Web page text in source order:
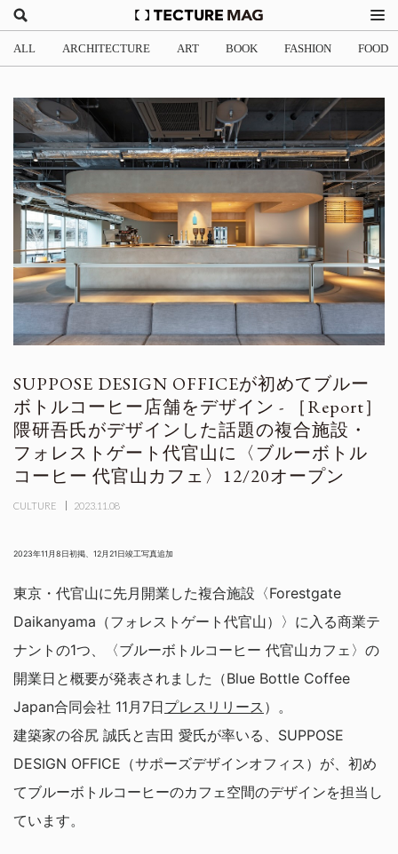
ALL ARCHITECTURE ART BOOK FASHION FOOD
SUPPOSE DESIGN OFFICEが初めてブルー
ボトルコーヒー店舗をデザイン - ［Report］
隈研吾氏がデザインした話題の複合施設・
フォレストゲート代官山に〈ブルーボトル
コーヒー 代官山カフェ〉12/20オープン
CULTURE 2023.11.08
2023年11月8日初掲、12月21日竣工写真追加
東京・代官山に先月開業した複合施設〈Forestgate
Daikanyama（フォレストゲート代官山）〉に入る商業テ
ナントの1つ、〈ブルーボトルコーヒー 代官山カフェ〉の
開業日と概要が発表されました（Blue Bottle Coffee
Japan合同会社 11月7日プレスリリース ）。
建築家の谷尻 誠氏と吉田 愛氏が率いる、SUPPOSE
DESIGN OFFICE（サポーズデザインオフィス）が、初め
てブルーボトルコーヒーのカフェ空間のデザインを担当し
ています。